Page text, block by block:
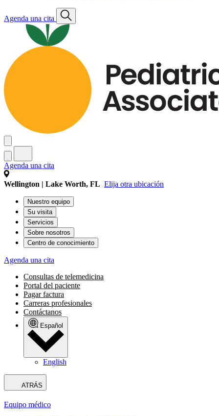
Agenda una cita
Agenda una cita
Wellington | Lake Worth, FL Elija otra ubicación
Nuestro equipo
Su visita
Servicios
Sobre nosotros
Centro de conocimiento
Agenda una cita
Consultas de telemedicina
Portal del paciente
Pagar factura
Carreras profesionales
Contáctanos
Español
English
ATRÁS
Equipo médico